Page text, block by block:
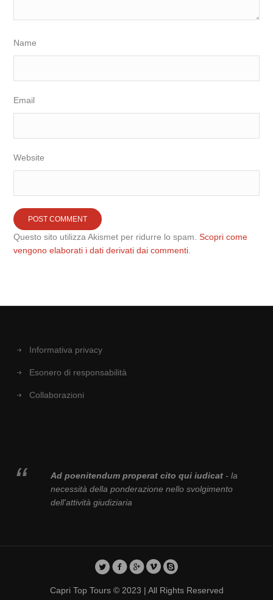
Name
Email
Website
Questo sito utilizza Akismet per ridurre lo spam.Scopri come
vengono elaborati i dati derivati dai commenti
Informativa privacy
Esonero di responsabilità
Collaborazioni
Ad poenitendum properat cito qui iudicat- la
necessità della ponderazione nello svolgimento
dell'attività giudiziaria
Capri Top Tours © 2023 | All Rights Reserved